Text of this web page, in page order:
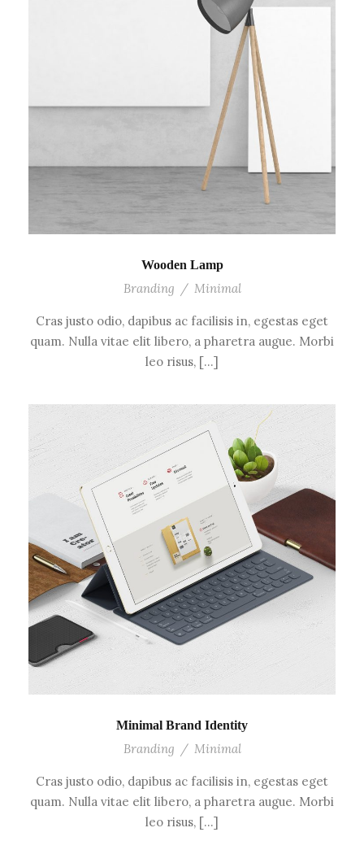
Wooden Lamp
Branding / Minimal
Cras justo odio, dapibus ac facilisis in, egestas eget
quam. Nulla vitae elit libero, a pharetra augue. Morbi
leo risus, […]
Minimal Brand Identity
Branding / Minimal
Cras justo odio, dapibus ac facilisis in, egestas eget
quam. Nulla vitae elit libero, a pharetra augue. Morbi
leo risus, […]